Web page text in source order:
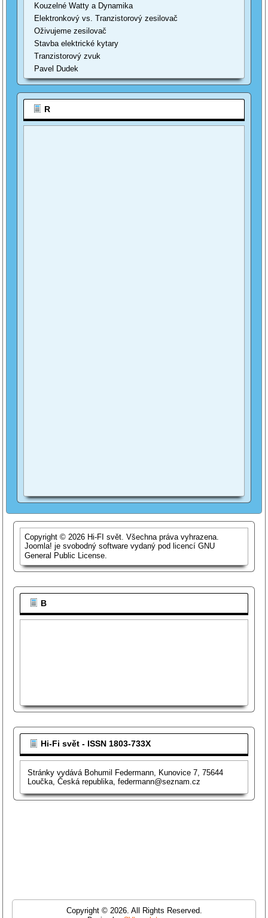
Kouzelné Watty a Dynamika
Elektronkový vs. Tranzistorový zesilovač
Oživujeme zesilovač
Stavba elektrické kytary
Tranzistorový zvuk
Pavel Dudek
R
Copyright © 2026 Hi-FI svět. Všechna práva vyhrazena.
Joomla! je svobodný software vydaný pod licencíGNU
General Public License.
B
Hi-Fi svět - ISSN 1803-733X
Stránky vydává Bohumil Federmann, Kunovice 7, 75644
Loučka, Česká republika, federmann@seznam.cz
Copyright © 2026. All Rights Reserved.